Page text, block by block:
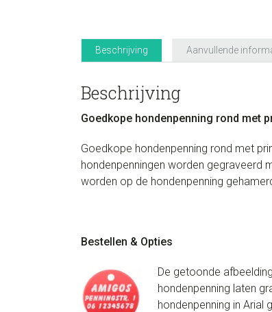
Beschrijving Aanvullende
Beschrijving
Goedkope hondenpenning rond met
Goedkope hondenpenning rond met
hondenpenningen worden gegraveerd
worden op de hondenpenning
Bestellen & Opties
De getoonde
hondenpenning laten
hondenpenning in